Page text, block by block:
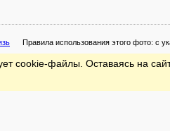
Правила использования этого фото: с
cookie-файлы. Оставаясь на